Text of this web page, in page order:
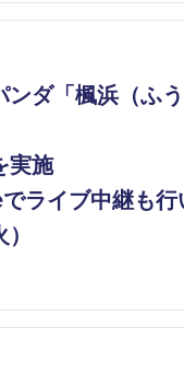
ダ「楓浜（ふ
実施
ライブ中継も行